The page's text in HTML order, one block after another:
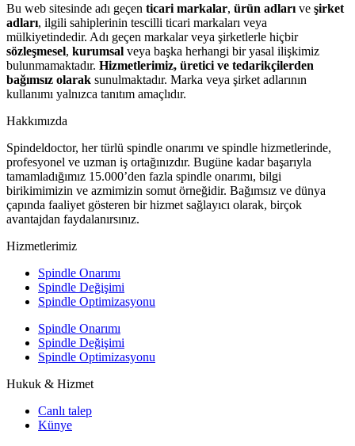
Bu web sitesinde adı geçen ticari markalar, ürün adları ve şirket
adları, ilgili sahiplerinin tescilli ticari markaları veya
mülkiyetindedir. Adı geçen markalar veya şirketlerle hiçbir
sözleşmesel, kurumsal veya başka herhangi bir yasal ilişkimiz
bulunmamaktadır. Hizmetlerimiz, üretici ve tedarikçilerden
bağımsız olarak sunulmaktadır. Marka veya şirket adlarının
kullanımı yalnızca tanıtım amaçlıdır.
Hakkımızda
Spindeldoctor, her türlü spindle onarımı ve spindle hizmetlerinde,
profesyonel ve uzman iş ortağınızdır. Bugüne kadar başarıyla
tamamladığımız 15.000’den fazla spindle onarımı, bilgi
birikimimizin ve azmimizin somut örneğidir. Bağımsız ve dünya
çapında faaliyet gösteren bir hizmet sağlayıcı olarak, birçok
avantajdan faydalanırsınız.
Hizmetlerimiz
Spindle Onarımı
Spindle Değişimi
Spindle Optimizasyonu
Spindle Onarımı
Spindle Değişimi
Spindle Optimizasyonu
Hukuk & Hizmet
Canlı talep
Künye